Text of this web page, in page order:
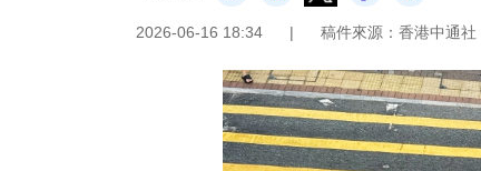
2026-06-16 18:34 | 稿件來源：香港中通社